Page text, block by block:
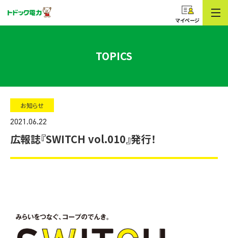
マイページ
TOPICS
お知らせ
2021.06.22
広報誌『SWITCH vol.010』発行！